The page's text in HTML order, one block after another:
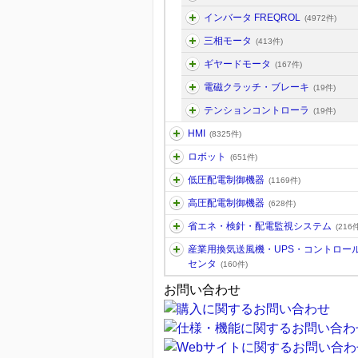
インバータ FREQROL (4972件)
三相モータ (413件)
ギヤードモータ (167件)
電磁クラッチ・ブレーキ (19件)
テンションコントローラ (19件)
HMI (8325件)
ロボット (651件)
低圧配電制御機器 (1169件)
高圧配電制御機器 (628件)
省エネ・検針・配電監視システム (216
産業用換気送風機・UPS・コントロー
センタ
(160件)
お問い合わせ